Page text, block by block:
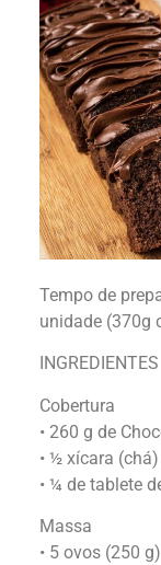
Tempo de
unidade (370g
INGREDIENTES
Cobertura
• 260 g de
• ½ xícara
• ¼ de tablete
Massa
• 5 ovos (250 g)